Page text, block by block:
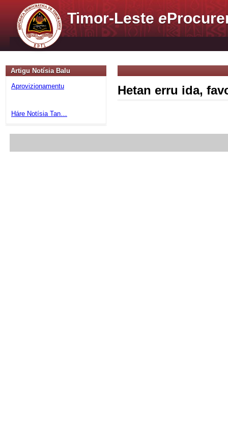
Timor-Lestee
Artigu Notísia Balu
Aprovizionamentu
Háre Notísia Tan…
Hetan erru ida,